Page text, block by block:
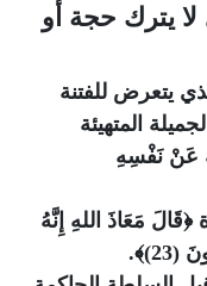
يترك حجة أو
يتعرض للفتنة
المتهيئة
عَنْ نَفْسِهِ
﴿قَالَ مَعَاذَ اللهِ إِنَّهُ